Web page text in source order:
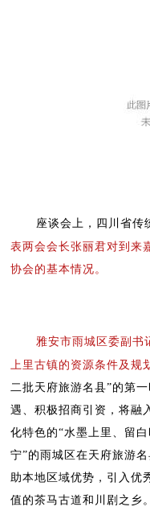
座谈会上，四川省传
表两会会长张丽君对到来
协会的基本情况。
雅安市雨城区委副书
上里古镇的资源条件及规
二批天府旅游名县”的第
遇、积极招商引资，将融
化特色的“水墨上里、留
宁”的雨城区在天府旅游
助本地区域优势，引入优
值的茶马古道和川剧之乡。